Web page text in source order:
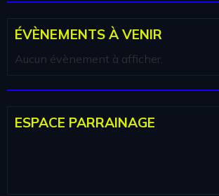
ÉVÈNEMENTS À VENIR
Aucun évènement à afficher.
ESPACE PARRAINAGE